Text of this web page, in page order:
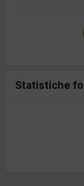
Statistiche